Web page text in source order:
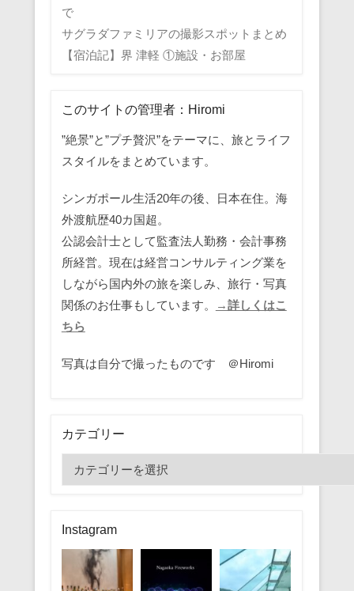
で
サグラダファミリアの撮影スポットまとめ
【宿泊記】界 津軽 ①施設・お部屋
このサイトの管理者：Hiromi
”絶景”と”プチ贅沢”をテーマに、旅とライフ
スタイルをまとめています。
シンガポール生活20年の後、日本在住。海
外渡航歴40カ国超。
公認会計士として監査法人勤務・会計事務
所経営。現在は経営コンサルティング業を
しながら国内外の旅を楽しみ、旅行・写真
関係のお仕事もしています。
→詳しくはこ
ちら
写真は自分で撮ったものです ＠Hiromi
カテゴリー
テ
リ
ー
Instagram